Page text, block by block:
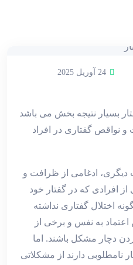
24 آوریل 2025
بسیار نتیجه بخش می باشد
و نواقص گفتاری در افراد
ادغامی از ظرافت و
افرادی که در گفتار خود
اختلال گفتاری نداشته
به نفس و برخی از
دچار مشکل باشند. اما
نامطلوبی دارند از مشکلاتی